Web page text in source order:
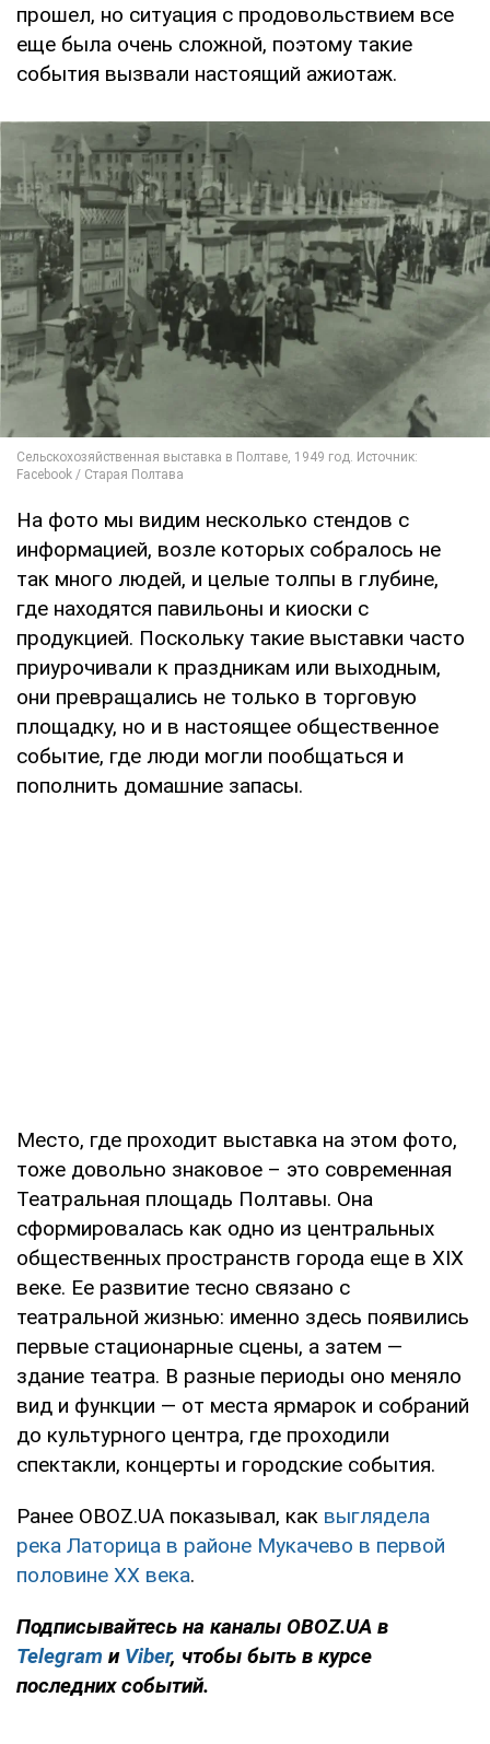
прошел, но ситуация с продовольствием все
еще была очень сложной, поэтому такие
события вызвали настоящий ажиотаж.
На фото мы видим несколько стендов с
информацией, возле которых собралось не
так много людей, и целые толпы в глубине,
где находятся павильоны и киоски с
продукцией. Поскольку такие выставки часто
приурочивали к праздникам или выходным,
они превращались не только в торговую
площадку, но и в настоящее общественное
событие, где люди могли пообщаться и
пополнить домашние запасы.
Место, где проходит выставка на этом фото,
тоже довольно знаковое – это современная
Театральная площадь Полтавы. Она
сформировалась как одно из центральных
общественных пространств города еще в XIX
веке. Ее развитие тесно связано с
театральной жизнью: именно здесь появились
первые стационарные сцены, а затем —
здание театра. В разные периоды оно меняло
вид и функции — от места ярмарок и собраний
до культурного центра, где проходили
спектакли, концерты и городские события.
Ранее OBOZ.UA показывал, как выглядела
река Латорица в районе Мукачево в первой
половине ХХ века.
Подписывайтесь на каналы OBOZ.UA в
Telegram и Viber, чтобы быть в курсе
последних событий.